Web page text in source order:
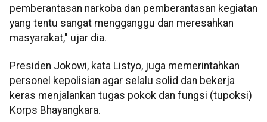
pemberantasan narkoba dan pemberantasan kegiatan
yang tentu sangat mengganggu dan meresahkan
masyarakat," ujar dia.
Presiden Jokowi, kata Listyo, juga memerintahkan
personel kepolisian agar selalu solid dan bekerja
keras menjalankan tugas pokok dan fungsi (tupoksi)
Korps Bhayangkara.